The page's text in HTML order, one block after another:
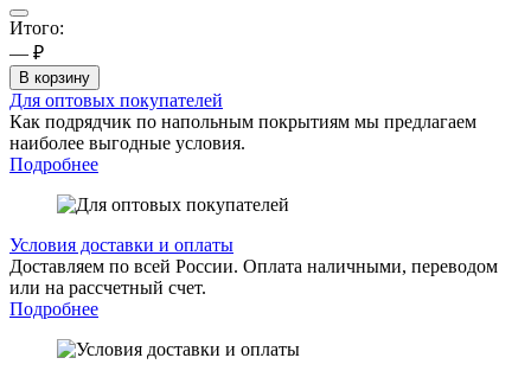
Итого:
— ₽
В корзину
Для оптовых покупателей
Как подрядчик по напольным покрытиям мы предлагаем
наиболее выгодные условия.
Подробнее
Условия доставки и оплаты
Доставляем по всей России. Оплата наличными, переводом
или на рассчетный счет.
Подробнее